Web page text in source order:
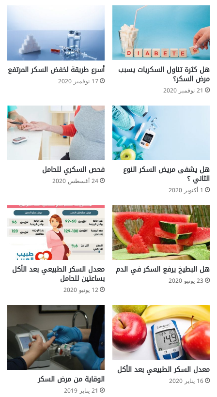
هل كثرة تناول السكريات يسبب
مرض السكر؟
21 نوفمبر 2020
أسرع طريقة لخفض السكر المرتفع
17 نوفمبر 2020
هل يشفى مريض السكر النوع
الثاني ؟
1 أكتوبر 2020
فحص السكري للحامل
24 أغسطس 2020
هل البطيخ يرفع السكر في الدم
23 يونيو 2020
معدل السكر الطبيعي بعد الأكل
بساعتين للحامل
12 يونيو 2020
معدل السكر الطبيعي بعد الأكل
16 يناير 2020 الوقاية من مرض السكر
21 يناير 2019